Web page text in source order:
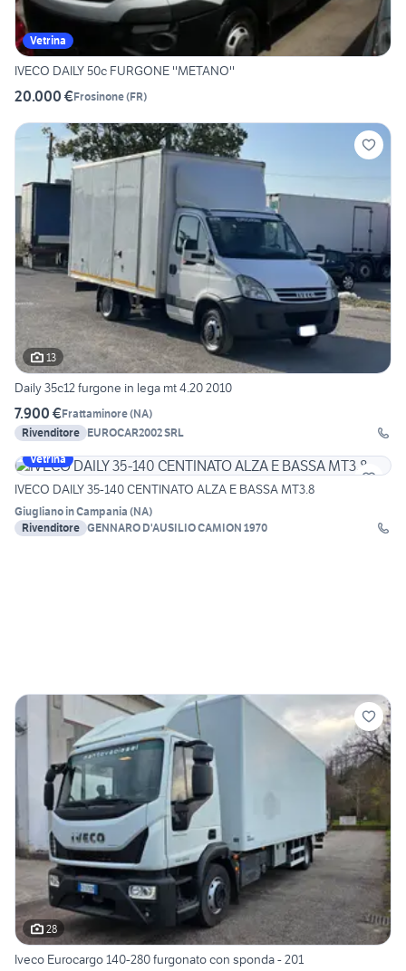
Vetrina
IVECO DAILY 50c FURGONE ''METANO''
20.000 €Frosinone(FR)
13
Daily 35c12 furgone in lega mt 4.20 2010
7.900 €Frattaminore(NA)
Rivenditore EUROCAR2002 SRL
Vetrina
IVECO DAILY 35-140 CENTINATO ALZA E BASSA MT3.8
Giugliano in Campania (NA)
Rivenditore GENNARO D'AUSILIO CAMION 1970
28
Iveco Eurocargo 140-280 furgonato con sponda - 201